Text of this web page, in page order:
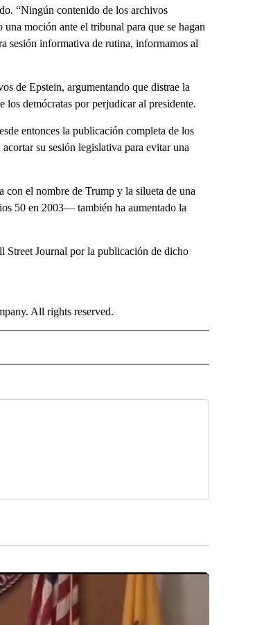
“Ningún contenido de los archivos
moción ante el tribunal para que se hagan
sesión informativa de rutina, informamos al
de Epstein, argumentando que distrae la
demócratas por perjudicar al presidente.
entonces la publicación completa de los
su sesión legislativa para evitar una
el nombre de Trump y la silueta de una
50 en 2003— también ha aumentado la
Street Journal por la publicación de dicho
All rights reserved.
NOTIFICATIONS ABOUT NEW PAGES ON "CNN - SPANISH".